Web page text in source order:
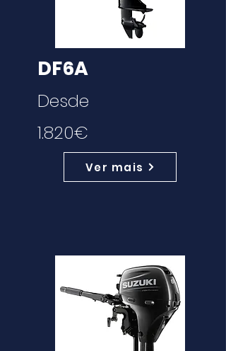
DF6A
Desde
1.820€
Ver mais